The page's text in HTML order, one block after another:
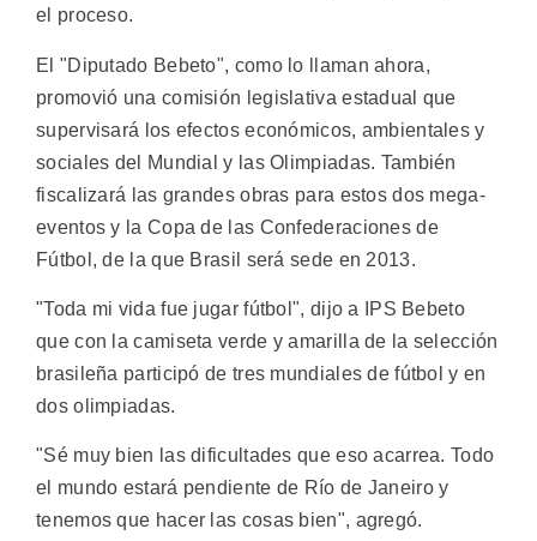
el proceso.
El "Diputado Bebeto", como lo llaman ahora,
promovió una comisión legislativa estadual que
supervisará los efectos económicos, ambientales y
sociales del Mundial y las Olimpiadas. También
fiscalizará las grandes obras para estos dos mega-
eventos y la Copa de las Confederaciones de
Fútbol, de la que Brasil será sede en 2013.
"Toda mi vida fue jugar fútbol", dijo a IPS Bebeto
que con la camiseta verde y amarilla de la selección
brasileña participó de tres mundiales de fútbol y en
dos olimpiadas.
"Sé muy bien las dificultades que eso acarrea. Todo
el mundo estará pendiente de Río de Janeiro y
tenemos que hacer las cosas bien", agregó.